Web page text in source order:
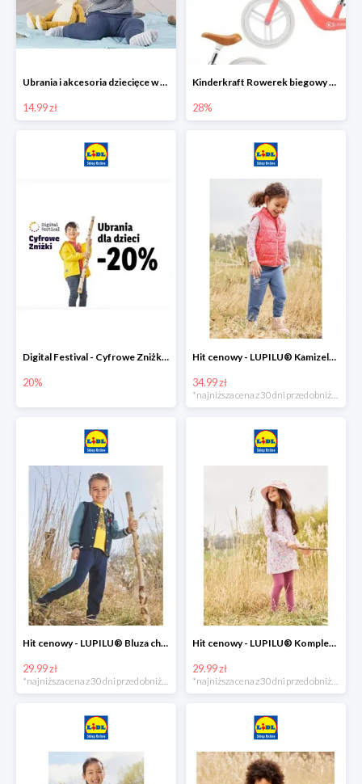
Ubrania i akcesoria dziecięce w Lidlu Online od 14,99 zł
14.99 zł
Kinderkraft Rowerek biegowy Fly
28%
Digital Festival - Cyfrowe Zniżki Ubrania dla dzieci w Lidlu -20%
20%
Hit cenowy - LUPILU® Kamizelka pikowana dziewczęca
34.99 zł
Hit cenowy - LUPILU® Bluza chłopięca w stylu college
29.99 zł
*najniższa cena z 30 dni przed obniżką
Hit cenowy - LUPILU® Komplet dziewczęcy (sukienka + legginsy)
29.99 zł
*najniższa cena z 30 dni przed obniżką